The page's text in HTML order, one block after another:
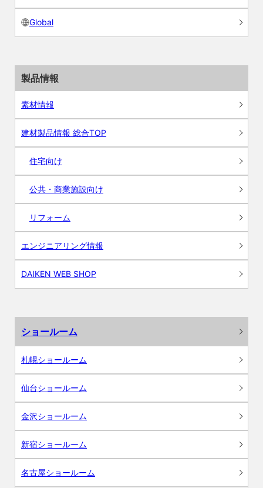
Global
製品情報
素材情報
建材製品情報 総合TOP
住宅向け
公共・商業施設向け
リフォーム
エンジニアリング情報
DAIKEN WEB SHOP
ショールーム
札幌ショールーム
仙台ショールーム
金沢ショールーム
新宿ショールーム
名古屋ショールーム